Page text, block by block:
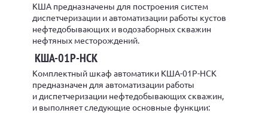
КША предназначены для построения систем
диспетчеризации и автоматизации работы кустов
нефтедобывающих и водозаборных скважин
нефтяных месторождений.
КША-01Р-НСК
Комплектный шкаф автоматики КША-01Р-НСК
предназначен для автоматизации работы
и диспетчеризации нефтедобывающих скважин,
и выполняет следующие основные функции: